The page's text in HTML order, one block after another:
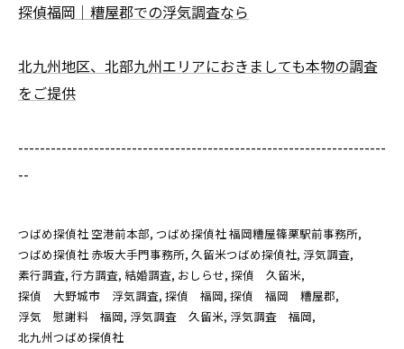
探偵福岡｜糟屋郡での浮気調査なら
北九州地区、北部九州エリアにおきましても本物の調査
をご提供
--------------------------------------------------------------------
--
つばめ探偵社 空港前本部 つばめ探偵社 福岡糟屋篠栗駅前事務所
つばめ探偵社 赤坂大手門事務所 久留米つばめ探偵社 浮気調査
素行調査 行方調査 結婚調査 おしらせ 探偵 久留米
探偵 大野城市 浮気調査 探偵 福岡 探偵 福岡 糟屋郡
浮気 慰謝料 福岡 浮気調査 久留米 浮気調査 福岡
北九州つばめ探偵社